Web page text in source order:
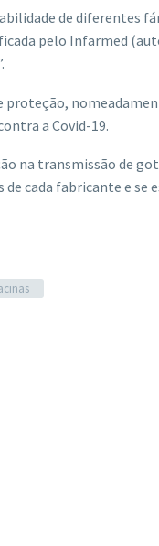
de diferentes
pelo Infarmed
proteção,
a Covid-19.
na transmissão de
cada fabricante e se